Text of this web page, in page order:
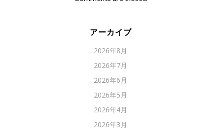
アーカイブ
2026年8月
2026年7月
2026年6月
2026年5月
2026年4月
2026年3月